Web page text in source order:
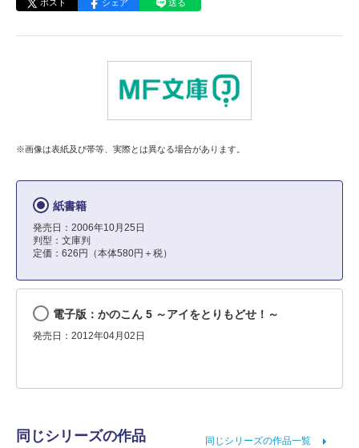
ポスト シェア 送る
※画像は表紙及び帯等、実際とは異なる場合があります。
紙書籍
発売日：2006年10月25日
判型：文庫判
定価：626円（本体580円＋税）
電子版：かのこん 5 ～アイをとりもどせ！～
発売日：2012年04月02日
同じシリーズの作品 同じシリーズの作品一覧